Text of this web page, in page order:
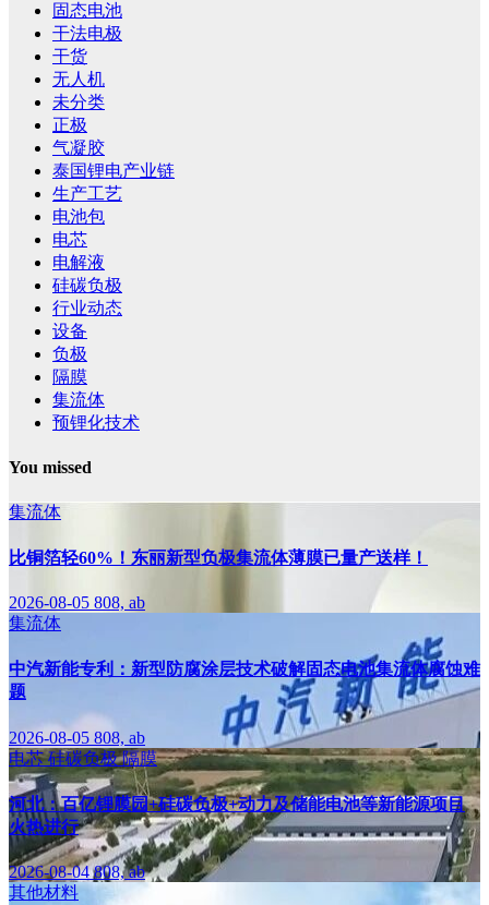
固态电池
干法电极
干货
无人机
未分类
正极
气凝胶
泰国锂电产业链
生产工艺
电池包
电芯
电解液
硅碳负极
行业动态
设备
负极
隔膜
集流体
预锂化技术
You missed
集流体
比铜箔轻60%！东丽新型负极集流体薄膜已量产送样！
2026-08-05 808, ab
集流体
中汽新能专利：新型防腐涂层技术破解固态电池集流体腐蚀难
题
2026-08-05 808, ab
电芯硅碳负极隔膜
河北：百亿锂膜园+硅碳负极+动力及储能电池等新能源项目
火热进行
2026-08-04808, ab
其他材料